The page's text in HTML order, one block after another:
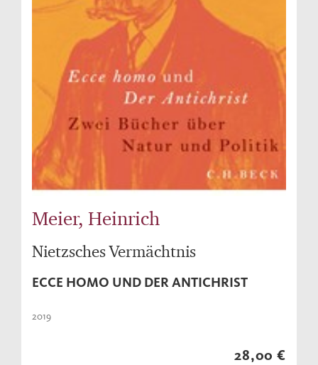
Meier, Heinrich
Nietzsches Vermächtnis
ECCE HOMO UND DER ANTICHRIST
2019
28,00 €